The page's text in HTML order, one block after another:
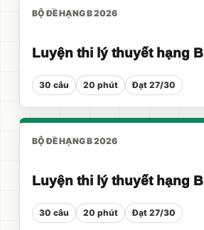
BỘ ĐỀ HẠNG B 2026
Luyện thi lý thuyết hạng B
30 câu 20 phút Đạt 27/30
BỘ ĐỀ HẠNG B 2026
Luyện thi lý thuyết hạng B
30 câu 20 phút Đạt 27/30